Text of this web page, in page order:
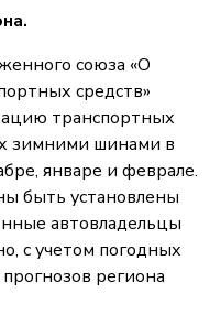
союза «О
средств»
транспортных
зимними шинами в
январе и феврале.
быть установлены
автовладельцы
с учетом погодных
региона